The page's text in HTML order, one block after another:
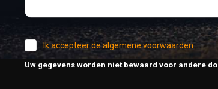
Ik accepteer de algemene voorwaarden
Uw gegevens worden niet bewaard voor andere